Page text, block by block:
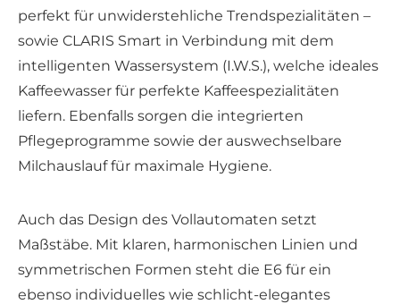
perfekt für unwiderstehliche Trendspezialitäten –
sowie CLARIS Smart in Verbindung mit dem
intelligenten Wassersystem (I.W.S.), welche ideales
Kaffeewasser für perfekte Kaffeespezialitäten
liefern. Ebenfalls sorgen die integrierten
Pflegeprogramme sowie der auswechselbare
Milchauslauf für maximale Hygiene.
Auch das Design des Vollautomaten setzt
Maßstäbe. Mit klaren, harmonischen Linien und
symmetrischen Formen steht die E6 für ein
ebenso individuelles wie schlicht-elegantes